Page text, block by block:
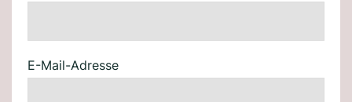
E-Mail-Adresse